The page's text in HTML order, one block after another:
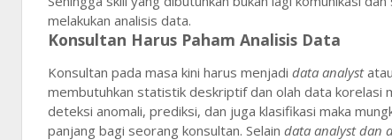
melakukan analisis data.
Konsultan Harus Paham Analisis Data
Konsultan pada masa kini harus menjadi data analyst
membutuhkan statistik deskriptif dan olah data korelasi
deteksi anomali, prediksi, dan juga klasifikasi maka
panjang bagi seorang konsultan. Selain data analyst dan